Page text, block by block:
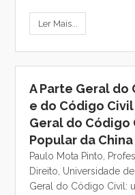
Ler Mais...
A Parte Geral do
e do Código
Geral do Código
Popular da
Paulo Mota Pinto,
Direito, Universidade
Geral do Código Civil: